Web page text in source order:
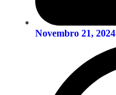
Novembro 21, 2024